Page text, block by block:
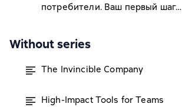
потребители. Ваш первый шаг…
Without series
The Invincible Company
High-Impact Tools for Teams